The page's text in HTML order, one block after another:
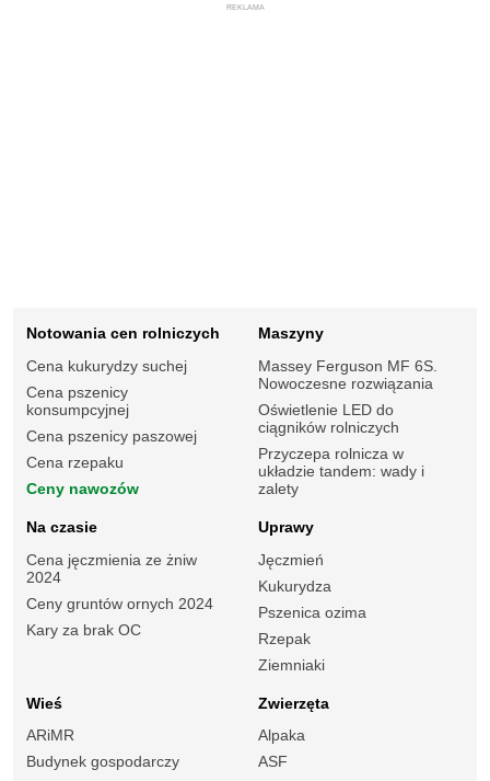
REKLAMA
Notowania cen rolniczych
Cena kukurydzy suchej
Cena pszenicy
konsumpcyjnej
Cena pszenicy paszowej
Cena rzepaku
Ceny nawozów
Maszyny
Massey Ferguson MF 6S.
Nowoczesne rozwiązania
Oświetlenie LED do
ciągników rolniczych
Przyczepa rolnicza w
układzie tandem: wady i
zalety
Na czasie
Cena jęczmienia ze żniw
2024
Ceny gruntów ornych 2024
Kary za brak OC
Uprawy
Jęczmień
Kukurydza
Pszenica ozima
Rzepak
Ziemniaki
Wieś
ARiMR
Budynek gospodarczy
Zwierzęta
Alpaka
ASF